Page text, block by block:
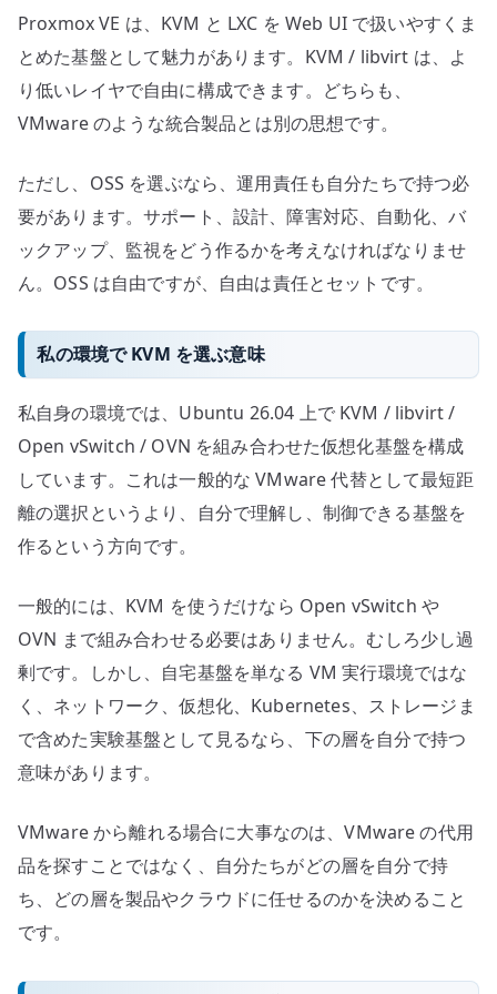
Proxmox VE は、KVM と LXC を Web UI で扱いやすくま
とめた基盤として魅力があります。KVM / libvirt は、よ
り低いレイヤで自由に構成できます。どちらも、
VMware のような統合製品とは別の思想です。
ただし、OSS を選ぶなら、運用責任も自分たちで持つ必
要があります。サポート、設計、障害対応、自動化、バ
ックアップ、監視をどう作るかを考えなければなりませ
ん。OSS は自由ですが、自由は責任とセットです。
私の環境で KVM を選ぶ意味
私自身の環境では、Ubuntu 26.04 上で KVM / libvirt /
Open vSwitch / OVN を組み合わせた仮想化基盤を構成
しています。これは一般的な VMware 代替として最短距
離の選択というより、自分で理解し、制御できる基盤を
作るという方向です。
一般的には、KVM を使うだけなら Open vSwitch や
OVN まで組み合わせる必要はありません。むしろ少し過
剰です。しかし、自宅基盤を単なる VM 実行環境ではな
く、ネットワーク、仮想化、Kubernetes、ストレージま
で含めた実験基盤として見るなら、下の層を自分で持つ
意味があります。
VMware から離れる場合に大事なのは、VMware の代用
品を探すことではなく、自分たちがどの層を自分で持
ち、どの層を製品やクラウドに任せるのかを決めること
です。